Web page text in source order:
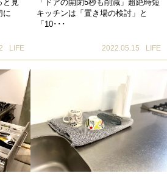
と見
に
LIFE
「ドアの開閉5秒も削減」超絶時短
キッチンは「置き場の検討」と
「10･･･
2022.05.15 LIFE